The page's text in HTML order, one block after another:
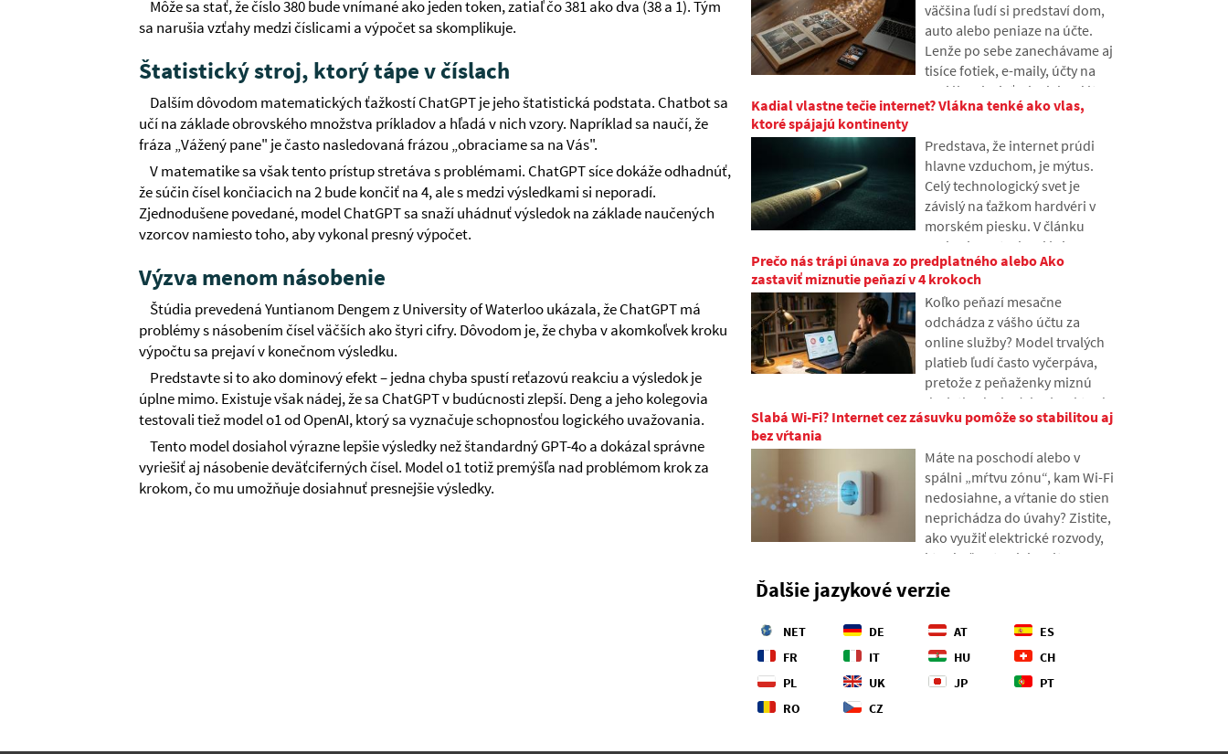
Môže sa stať, že číslo 380 bude vnímané ako jeden token, zatiaľ čo 381 ako dva (38 a 1). Tým
sa narušia vzťahy medzi číslicami a výpočet sa skomplikuje.
Štatistický stroj, ktorý tápe v číslach
Dalším dôvodom matematických ťažkostí ChatGPT je jeho štatistická podstata. Chatbot sa
učí na základe obrovského množstva príkladov a hľadá v nich vzory. Napríklad sa naučí, že
fráza „Vážený pane" je často nasledovaná frázou „obraciame sa na Vás".
V matematike sa však tento prístup stretáva s problémami. ChatGPT síce dokáže odhadnúť,
že súčin čísel končiacich na 2 bude končiť na 4, ale s medzi výsledkami si neporadí.
Zjednodušene povedané, model ChatGPT sa snaží uhádnuť výsledok na základe naučených
vzorcov namiesto toho, aby vykonal presný výpočet.
Výzva menom násobenie
Štúdia prevedená Yuntianom Dengem z University of Waterloo ukázala, že ChatGPT má
problémy s násobením čísel väčších ako štyri cifry. Dôvodom je, že chyba v akomkoľvek kroku
výpočtu sa prejaví v konečnom výsledku.
Predstavte si to ako dominový efekt – jedna chyba spustí reťazovú reakciu a výsledok je
úplne mimo. Existuje však nádej, že sa ChatGPT v budúcnosti zlepší. Deng a jeho kolegovia
testovali tiež model o1 od OpenAI, ktorý sa vyznačuje schopnosťou logického uvažovania.
Tento model dosiahol výrazne lepšie výsledky než štandardný GPT-4o a dokázal správne
vyriešiť aj násobenie deväťciferných čísel. Model o1 totiž premýšľa nad problémom krok za
krokom, čo mu umožňuje dosiahnuť presnejšie výsledky.
znamená, ako funguje, prečo
sa obsah internetu ukladá na
rôznych miestach sveta a prečo
sa bez nej dnešný internet len
väčšina ľudí si predstaví dom,
auto alebo peniaze na účte.
Lenže po sebe zanechávame aj
tisíce fotiek, e-maily, účty na
sociálnych sieťach alebo dáta
uložené v cloude. Čo sa s nimi
prístup? V článku sa pozrieme
na to, ako funguje digitálne
dedičstvo, prečo môžu mať
pozostalí s dátami problémy a
ako si v online stope urobiť
Kadial vlastne tečie internet? Vlákna tenké ako vlas,
ktoré spájajú kontinenty
Predstava, že internet prúdi
hlavne vzduchom, je mýtus.
Celý technologický svet je
závislý na ťažkom hardvéri v
morském piesku. V článku
preberieme technológiu
podmorských káblov. Dozviete
sa, ako fungujú optické vlákna,
čo znamená ich pokládka z lodí
a ako sa z hlbín oceánov stalo
geopolitické bojisko.
Prečo nás trápi únava zo predplatného alebo Ako
zastaviť miznutie peňazí v 4 krokoch
Koľko peňazí mesačne
odchádza z vášho účtu za
online služby? Model trvalých
platieb ľudí často vyčerpáva,
pretože z peňaženky miznú
desiatky drobných súm, ktoré
sa postupne nazbierajú v
sa oprieme o čerstvé dáta z
roku 2026, ukážeme si
priepastný rozdiel medzi
našimi odhadmi a realitou a
ponúkneme štyri konkrétne
niečo viac pod kontrolou.
Slabá Wi-Fi? Internet cez zásuvku pomôže so stabilitou aj
bez vŕtania
Máte na poschodí alebo v
spálni „mŕtvu zónu“, kam Wi-Fi
nedosiahne, a vŕtanie do stien
neprichádza do úvahy? Zistite,
ako využiť elektrické rozvody,
ktoré už v stenách máte, na
sieti. V článku vám ukážeme,
powerline adaptér, prečo si
poradí so 4K streamovaním aj
hrami a na čo si dať pozor pri
Ďalšie jazykové verzie
NET DE AT
ES
FR
IT HU
CH
PL
UK JP
PT
RO
CZ